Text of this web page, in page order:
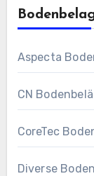
Aspecta
CN
CoreTec
Diverse